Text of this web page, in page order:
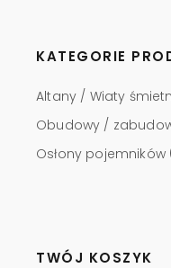
KATEGORIE
Altany / Wiaty
Obudowy /
Osłony pojemników
TWÓJ KOSZYK